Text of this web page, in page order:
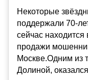
Некоторые
поддержали 70-
сейчас находится
продажи
Москве.Одним из
Долиной,